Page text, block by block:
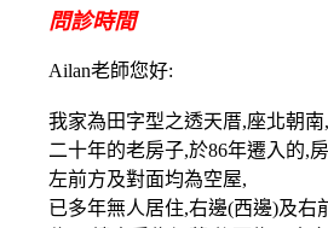
問診時間
Ailan老師您好:
我家為田字型之透天厝,座北朝
二十年的老房子,於86年遷入的,
左前方及對面均為空屋,
已多年無人居住,右邊(西邊)及右